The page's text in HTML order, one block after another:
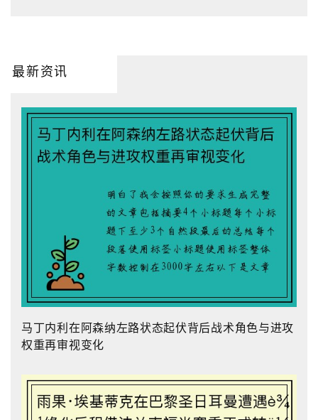
最新资讯
马丁内利在阿森纳左路状态起伏背后战术角色与进攻
权重再审视变化